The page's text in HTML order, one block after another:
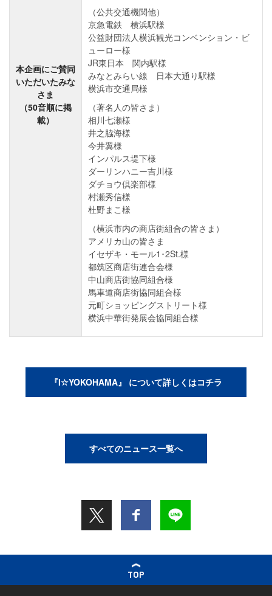
本企画にご賛同
いただいたみな
さま
（50音順に掲
載）
（公共交通機関他）
京急電鉄 横浜駅様
公益財団法人横浜観光コンベンション・ビ
ューロー様
JR東日本 関内駅様
みなとみらい線 日本大通り駅様
横浜市交通局様
（著名人の皆さま）
相川七瀬様
井之脇海様
今井翼様
インパルス堤下様
ダーリンハニー吉川様
ダチョウ倶楽部様
村瀬秀信様
杜野まこ様
（横浜市内の商店街組合の皆さま）
アメリカ山の皆さま
イセザキ・モール1･2St.様
都筑区商店街連合会様
中山商店街協同組合様
馬車道商店街協同組合様
元町ショッピングストリート様
横浜中華街発展会協同組合様
『I☆YOKOHAMA』 について詳しくはコチラ
すべてのニュース一覧へ
TOP